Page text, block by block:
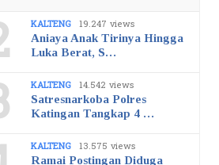
KALTENG 19.247 views
Aniaya Anak Tirinya Hingga
Luka Berat, S…
KALTENG 14.542 views
Satresnarkoba Polres
Katingan Tangkap 4 …
KALTENG 13.575 views
Ramai Postingan Diduga